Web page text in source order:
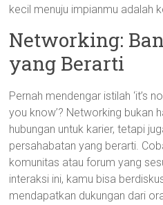
kecil menuju impianmu adalah
Networking:
yang Berarti
Pernah mendengar istilah ‘it’s
you know’? Networking bukan
hubungan untuk karier, tetapi
persahabatan yang berarti.
komunitas atau forum yang
interaksi ini, kamu bisa
mendapatkan dukungan dari